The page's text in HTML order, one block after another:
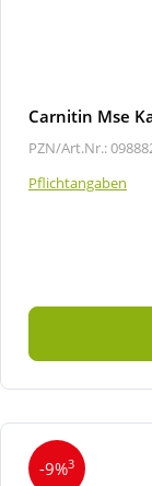
Carnitin Mse
PZN/Art.Nr.:
Pflichtangaben
-9%3